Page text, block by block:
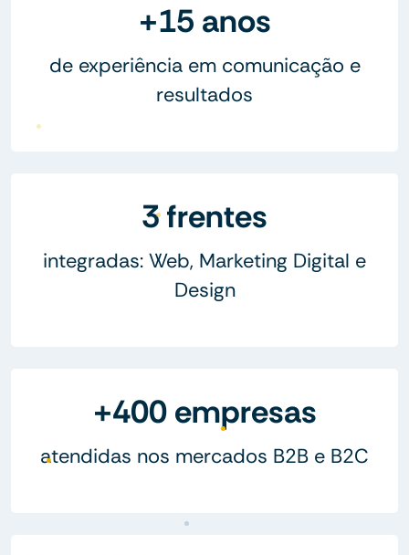
+15 anos
de experiência em comunicação e
resultados
3 frentes
integradas: Web, Marketing Digital e
Design
+400 empresas
atendidas nos mercados B2B e B2C